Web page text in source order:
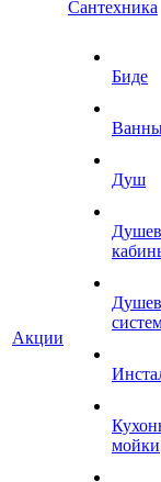
Акции
Сантехника
Биде
Душ
мойки